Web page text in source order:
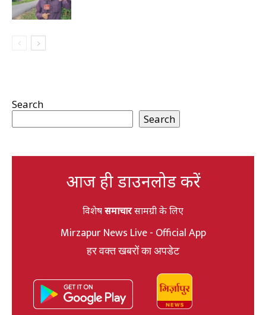
Search
Search
आज ही डाउनलोड करें
विशेषसमाचारसामग्री के लिए
Mirzapur News Live - Official App
हर वक्त खबरों का अपडेट